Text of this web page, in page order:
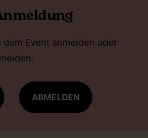
Event anmelden oder
ABMELDEN